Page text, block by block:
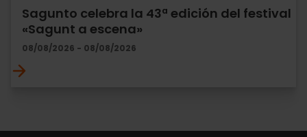
Sagunto celebra la 43ª edición del festival
«Sagunt a escena»
08/08/2026 - 08/08/2026